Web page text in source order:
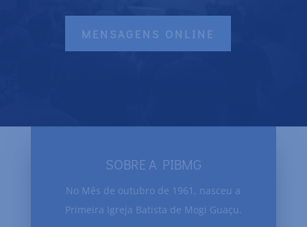
MENSAGENS ONLINE
SOBRE A PIBMG
No Mês de outubro de 1961, nasceu a
Primeira Igreja Batista de Mogi Guaçu.